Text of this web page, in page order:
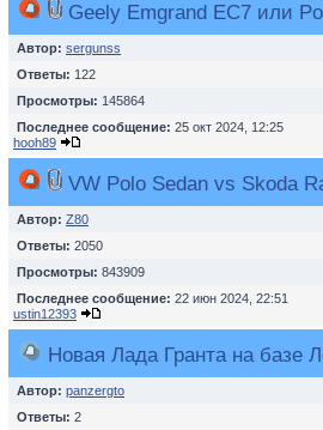
Geely Emgrand EC7 или
Автор: sergunss
Ответы: 122
Просмотры: 145864
Последнее сообщение: 25 окт 2024, 12:25
hooh89
VW Polo Sedan vs Skoda
Автор: Z80
Ответы: 2050
Просмотры: 843909
Последнее сообщение: 22 июн 2024, 22:51
ustin12393
Новая Лада Гранта на базе
Автор: panzergto
Ответы: 2